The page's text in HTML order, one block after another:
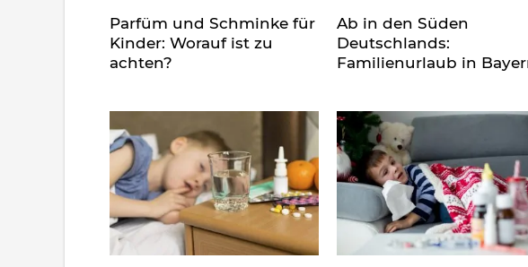
Parfüm und Schminke für
Kinder: Worauf ist zu
achten?
Ab in den Süden
Deutschlands:
Familienurlaub in